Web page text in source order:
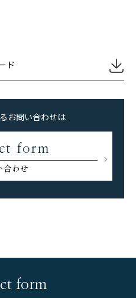
ド
お問い合わせは
form
合わせ
form